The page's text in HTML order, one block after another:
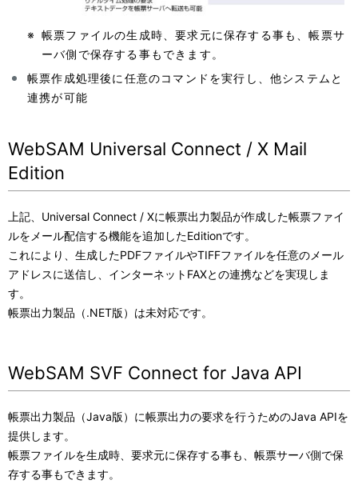
※ 帳票ファイルの生成時、要求元に保存する事も、帳票サ
ーバ側で保存する事もできます。
帳票作成処理後に任意のコマンドを実行し、他システムと
連携が可能
WebSAM Universal Connect / X Mail
Edition
上記、Universal Connect / Xに帳票出力製品が作成した帳票ファイ
ルをメール配信する機能を追加したEditionです。
これにより、生成したPDFファイルやTIFFファイルを任意のメール
アドレスに送信し、インターネットFAXとの連携などを実現しま
す。
帳票出力製品（.NET版）は未対応です。
WebSAM SVF Connect for Java API
帳票出力製品（Java版）に帳票出力の要求を行うためのJava APIを
提供します。
帳票ファイルを生成時、要求元に保存する事も、帳票サーバ側で保
存する事もできます。